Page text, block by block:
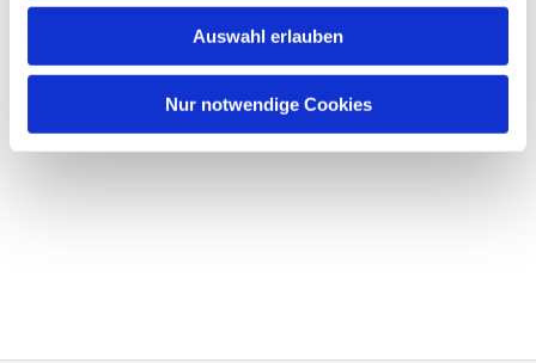
Auswahl erlauben
Nur notwendige Cookies